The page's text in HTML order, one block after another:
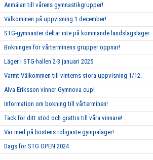
Anmälan till vårens gymnastikgrupper!
Välkommen på uppvisning 1 december!
STG-gymnaster deltar inte på kommande landslagsläger
Bokningen för vårterminens grupper öppnar!
Läger i STG-hallen 2-3 januari 2025
Varmt Välkommen till vinterns stora uppvisning 1/12.
Alva Eriksson vinner Gymnova cup!
Information om bokning till vårterminen!
Tack för ditt stöd och grattis till våra vinnare!
Var med på höstens roligaste gympaläger!
Dags för STG OPEN 2024